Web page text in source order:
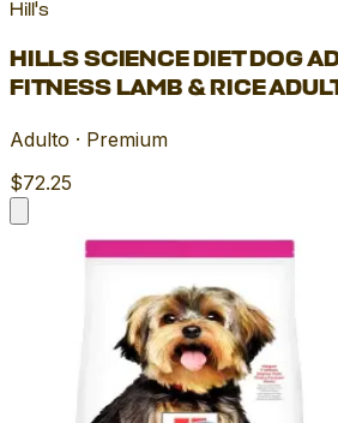
Hill's
HILLS SCIENCE DIET DOG
FITNESS LAMB & RICE
Adulto · Premium
$72.25